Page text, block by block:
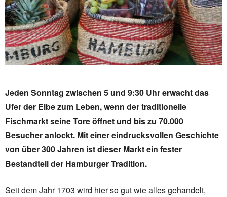
Jeden Sonntag zwischen 5 und 9:30 Uhr erwacht das
Ufer der Elbe zum Leben, wenn der traditionelle
Fischmarkt seine Tore öffnet und bis zu 70.000
Besucher anlockt. Mit einer eindrucksvollen Geschichte
von über 300 Jahren ist dieser Markt ein fester
Bestandteil der Hamburger Tradition.
Seit dem Jahr 1703 wird hier so gut wie alles gehandelt,